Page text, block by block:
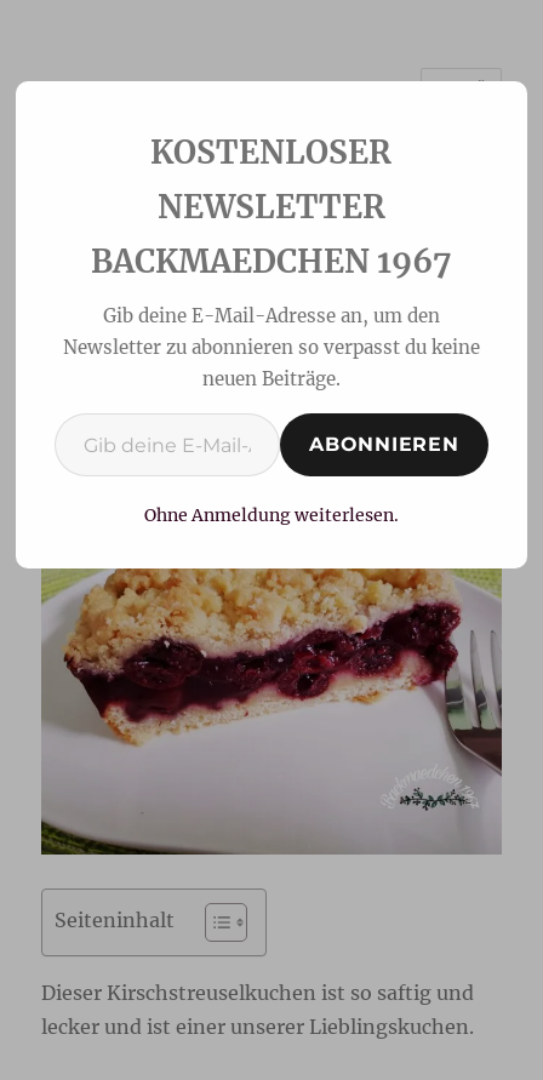
Kirschstreuselkuchen
Seiteninhalt
Dieser Kirschstreuselkuchen ist so saftig und
lecker und ist einer unserer Lieblingskuchen.
NEWSLETTER
BACKMAEDCHEN 1967
Gib deine E-Mail-Adresse an, um den
Newsletter zu abonnieren so verpasst du keine
neuen Beiträge.
Gib deine E-Mail-Adresse ein ...
ABONNIEREN
Ohne Anmeldung weiterlesen.